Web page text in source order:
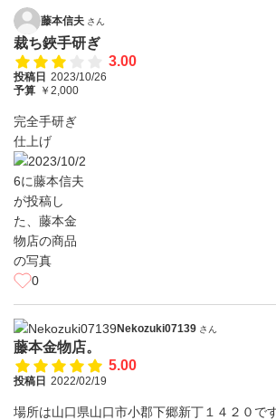
藤本信夫 さん
裁ち鋏手研ぎ
3.00
投稿日 2023/10/26
予算 ￥2,000
完全手研ぎ
仕上げ
0
Nekozuki07139 さん
藤本金物店。
5.00
投稿日 2022/02/19
場所は山口県山口市小郡下郷新丁１４２０です